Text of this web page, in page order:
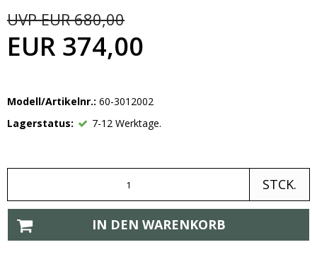
EUR 374,00
UVP EUR 680,00
Modell/Artikelnr.: 60-3012002
Lagerstatus:
7-12 Werktage.
STCK.
IN DEN WARENKORB